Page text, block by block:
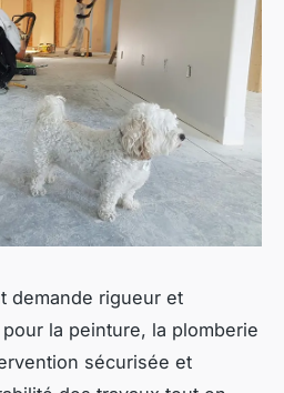
demande rigueur et
la peinture, la plomberie
sécurisée et